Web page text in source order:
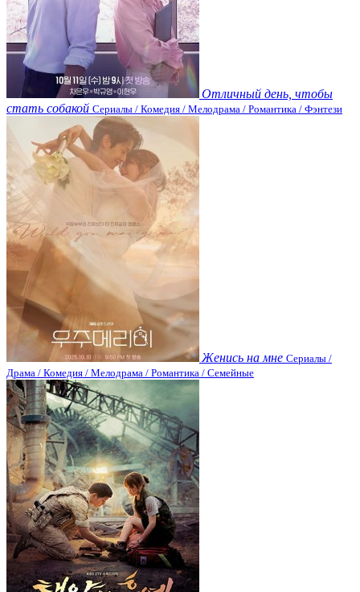
Отличный день, чтобы
стать собакой Сериалы / Комедия / Мелодрама / Романтика / Фэнтези
Женись на мне Сериалы /
Драма / Комедия / Мелодрама / Романтика / Семейные